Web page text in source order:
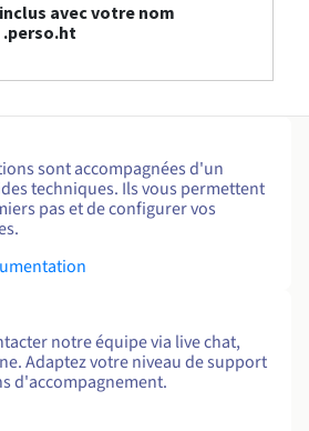
avec votre nom
.perso.ht
sont accompagnées d'un
techniques. Ils vous permettent
pas et de configurer vos
notre équipe via live chat,
Adaptez votre niveau de support
d'accompagnement.